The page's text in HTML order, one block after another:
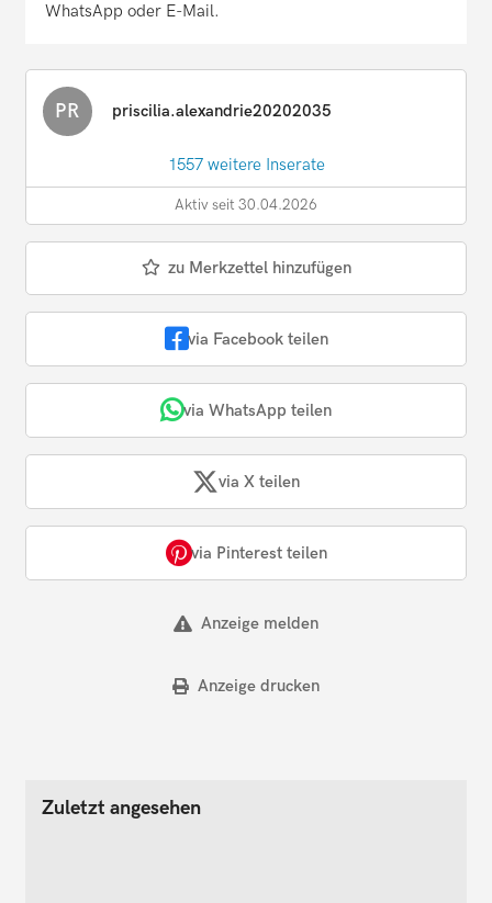
WhatsApp oder E-Mail.
PR priscilia.alexandrie20202035
1557 weitere Inserate
Aktiv seit 30.04.2026
zu Merkzettel hinzufügen
via Facebook teilen
via WhatsApp teilen
via X teilen
via Pinterest teilen
Anzeige melden
Anzeige drucken
Zuletzt angesehen